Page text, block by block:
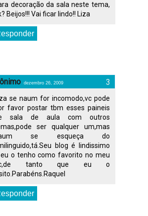
decoração da sala neste tema,
Beijos!!! Vai ficar lindo!! Liza
dezembro 26, 2009
se naum for incomodo,vc pode
favor postar tbm esses paineis
sala de aula com outros
ser qualquer um,mas
se esqueça do
blog é lindissimo
o tenho como favorito no meu
tanto que eu o